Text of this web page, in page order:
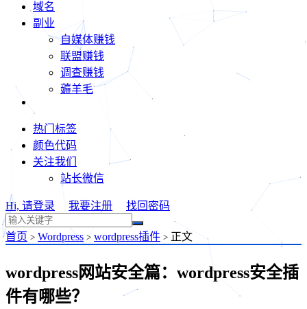
域名
副业
自媒体赚钱
联盟赚钱
调查赚钱
薅羊毛
热门标签
颜色代码
关注我们
站长微信
Hi, 请登录 我要注册 找回密码
首页 > Wordpress > wordpress插件 > 正文
wordpress网站安全篇：wordpress安全插
件有哪些？